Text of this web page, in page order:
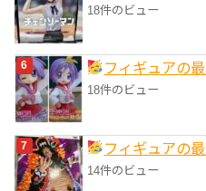
18件のビュー
フィギュアの
18件のビュー
フィギュアの
14件のビュー